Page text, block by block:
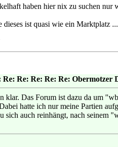
haben hier nix zu suchen nur
dieses ist quasi wie ein Marktplatz
Re: Re: Re: Re: Re: Obermotzer
klar. Das Forum ist dazu da um
hatte ich nur meine Partien
sich auch reinhängt, nach seinem